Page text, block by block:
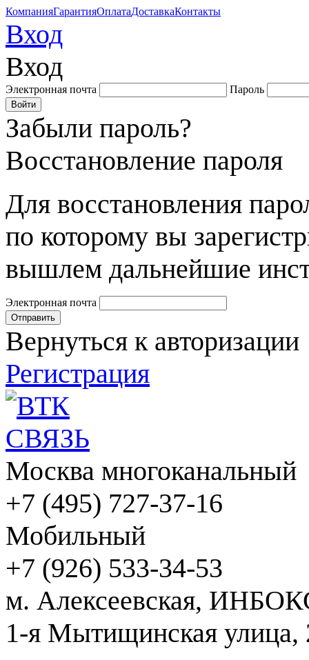
КомпанияГарантияОплатаДоставкаКонтакты
Вход
Вход
Электронная почта Пароль
Забыли пароль?
Восстановление пароля
Для восстановления
по которому вы
вышлем дальнейшие
Электронная почта
Вернуться к авторизации
Регистрация
Москва многоканальный
+7 (495) 727-37-16
Мобильный
+7 (926) 533-34-53
м. Алексеевская,
1-я Мытищинская улица,